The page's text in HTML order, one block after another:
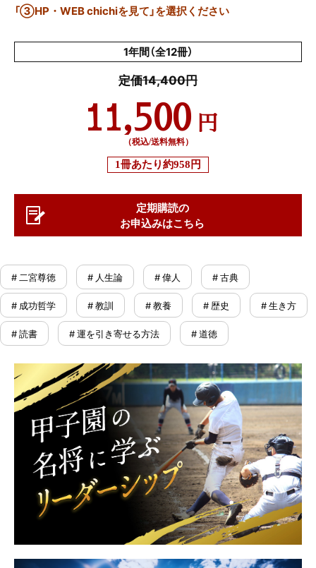
「③HP・WEB chichiを見て」を選択ください
1年間（全12冊）
定価14,400円
11,500 円
（税込/送料無料）
1冊あたり約958円
定期購読の
お申込みはこちら
# 二宮尊徳 # 人生論 # 偉人 # 古典
# 成功哲学 # 教訓 # 教養 # 歴史 # 生き方
# 読書 # 運を引き寄せる方法 # 道徳